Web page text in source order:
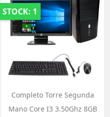
STOCK: 1
Completo Torre Segunda
Mano Core I3 3.50Ghz 8GB